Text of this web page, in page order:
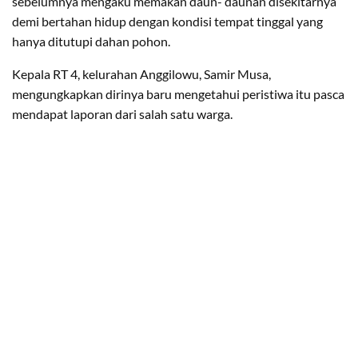
demi bertahan hidup dengan kondisi tempat tinggal yang
hanya ditutupi dahan pohon.
Kepala RT 4, kelurahan Anggilowu, Samir Musa,
mengungkapkan dirinya baru mengetahui peristiwa itu pasca
mendapat laporan dari salah satu warga.